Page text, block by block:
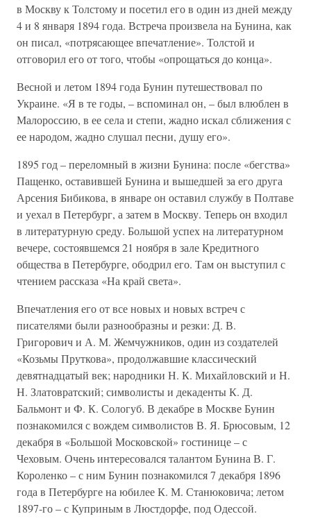
в Москву к Толстому и посетил его в один из дней между
4 и 8 января 1894 года. Встреча произвела на Бунина, как
он писал, «потрясающее впечатление». Толстой и
отговорил его от того, чтобы «опрощаться до конца».
Весной и летом 1894 года Бунин путешествовал по
Украине. «Я в те годы, – вспоминал он, – был влюблен в
Малороссию, в ее села и степи, жадно искал сближения с
ее народом, жадно слушал песни, душу его».
1895 год – переломный в жизни Бунина: после «бегства»
Пащенко, оставившей Бунина и вышедшей за его друга
Арсения Бибикова, в январе он оставил службу в Полтаве
и уехал в Петербург, а затем в Москву. Теперь он входил
в литературную среду. Большой успех на литературном
вечере, состоявшемся 21 ноября в зале Кредитного
общества в Петербурге, ободрил его. Там он выступил с
чтением рассказа «На край света».
Впечатления его от все новых и новых встреч с
писателями были разнообразны и резки: Д. В.
Григорович и А. М. Жемчужников, один из создателей
«Козьмы Пруткова», продолжавшие классический
девятнадцатый век; народники Н. К. Михайловский и Н.
Н. Златовратский; символисты и декаденты К. Д.
Бальмонт и Ф. К. Сологуб. В декабре в Москве Бунин
познакомился с вождем символистов В. Я. Брюсовым, 12
декабря в «Большой Московской» гостинице – с
Чеховым. Очень интересовался талантом Бунина В. Г.
Короленко – с ним Бунин познакомился 7 декабря 1896
года в Петербурге на юбилее К. М. Станюковича; летом
1897-го – с Куприным в Люстдорфе, под Одессой.